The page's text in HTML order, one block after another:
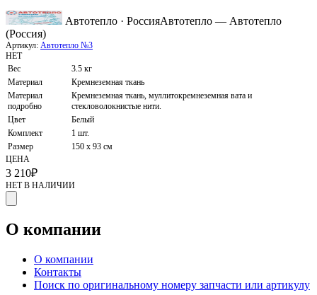
Автотепло · РоссияАвтотепло — Автотепло
(Россия)
Артикул: Автотепло №3
НЕТ
Вес
3.5 кг
Материал
Кремнеземная ткань
Материал
подробно
Кремнеземная ткань, муллитокремнеземная вата и
стекловолокнистые нити.
Цвет
Белый
Комплект
1 шт.
Размер
150 х 93 см
ЦЕНА
3 210₽
НЕТ В НАЛИЧИИ
О компании
О компании
Контакты
Поиск по оригинальному номеру запчасти или артикулу